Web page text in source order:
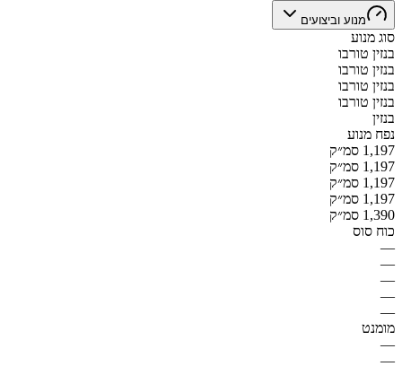
מנוע וביצועים
סוג מנוע
בנזין טורבו
בנזין טורבו
בנזין טורבו
בנזין טורבו
בנזין
נפח מנוע
1,197 סמ״ק
1,197 סמ״ק
1,197 סמ״ק
1,197 סמ״ק
1,390 סמ״ק
כוח סוס
—
—
—
—
—
מומנט
—
—